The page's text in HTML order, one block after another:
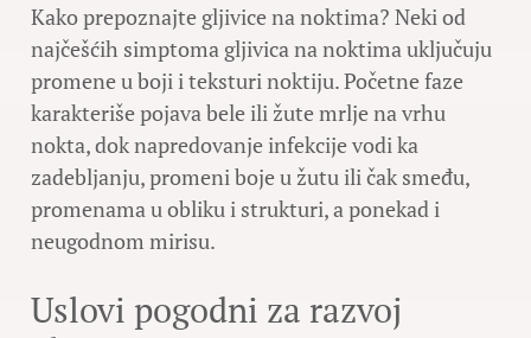
Kako prepoznajte gljivice na noktima? Neki od
najčešćih simptoma gljivica na noktima uključuju
promene u boji i teksturi noktiju. Početne faze
karakteriše pojava bele ili žute mrlje na vrhu
nokta, dok napredovanje infekcije vodi ka
zadebljanju, promeni boje u žutu ili čak smeđu,
promenama u obliku i strukturi, a ponekad i
neugodnom mirisu.
Uslovi pogodni za razvoj